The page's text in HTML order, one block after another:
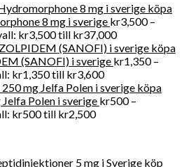
köpa
8 mg i sverige kr3,500 –
kr3,500 till kr37,000
köpa
(SANOFI) i sverige kr1,350 –
kr1,350 till kr3,600
köpa
Polen i sverige kr500 –
kr500 till kr2,500
köp